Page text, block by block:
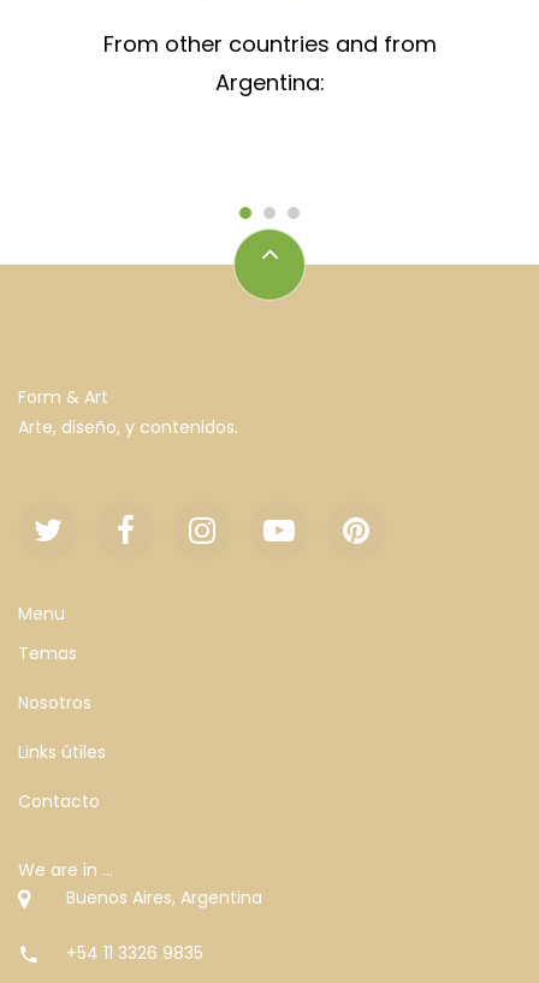
From other countries and from
Argentina:
Form & Art
Arte, diseño, y contenidos.
Menu
Temas
Nosotros
Links útiles
Contacto
We are in ...
Buenos Aires, Argentina
+54 11 3326 9835